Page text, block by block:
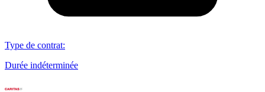
Type de contrat:
Durée indéterminée